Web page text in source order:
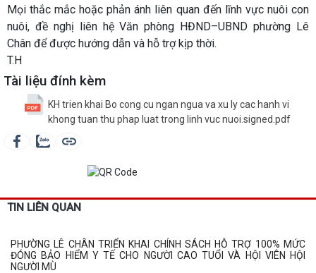
Mọi thắc mắc hoặc phản ánh liên quan đến lĩnh vực nuôi con
nuôi, đề nghị liên hệ Văn phòng HĐND–UBND phường Lê
Chân để được hướng dẫn và hỗ trợ kịp thời.
T.H
Tài liệu đính kèm
KH trien khai Bo cong cu ngan ngua va xu ly cac hanh vi
khong tuan thu phap luat trong linh vuc nuoi.signed.pdf
TIN LIÊN QUAN
PHƯỜNG LÊ CHÂN TRIỂN KHAI CHÍNH SÁCH HỖ TRỢ 100% MỨC
ĐÓNG BẢO HIỂM Y TẾ CHO NGƯỜI CAO TUỔI VÀ HỘI VIÊN HỘI
NGƯỜI MÙ